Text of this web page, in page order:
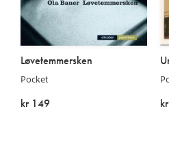
Løvetemmersken
Pocket
kr 149